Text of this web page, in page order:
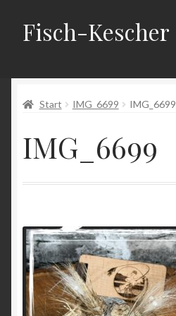
Zur
Navigation
Zum
Inhalt
Fisch-Kescher
AGB
Datenschutzerklärung
Echtheit von Bewertungen
Kasse
Mein Konto
Start IMG_6699 IMG_6699
IMG_6699